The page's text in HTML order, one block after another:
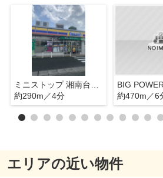
約290m／4分
約470m／6
エリアの近い物件